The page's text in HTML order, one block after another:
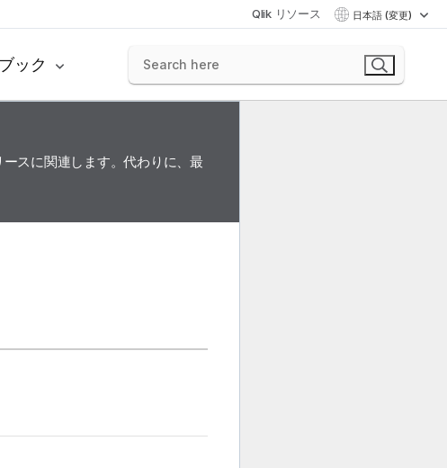
Qlik リソース 日本語 (変更)
ック
スに関連します。代わりに、最